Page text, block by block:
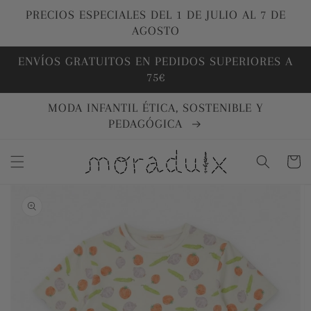
directamente
PRECIOS ESPECIALES DEL 1 DE JULIO AL 7 DE
AGOSTO
ENVÍOS GRATUITOS EN PEDIDOS SUPERIORES A
75€
MODA INFANTIL ÉTICA, SOSTENIBLE Y
PEDAGÓGICA
Carrito
información